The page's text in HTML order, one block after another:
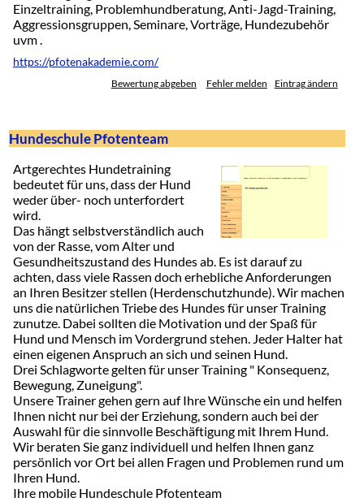
Einzeltraining, Problemhundberatung, Anti-Jagd-Training,
Aggressionsgruppen, Seminare, Vorträge, Hundezubehör
uvm .
https://pfotenakademie.com/
Bewertung abgeben Fehler melden Eintrag ändern
Hundeschule Pfotenteam
Artgerechtes Hundetraining
bedeutet für uns, dass der Hund
weder über- noch unterfordert
wird.
Das hängt selbstverständlich auch
von der Rasse, vom Alter und
Gesundheitszustand des Hundes ab. Es ist darauf zu
achten, dass viele Rassen doch erhebliche Anforderungen
an Ihren Besitzer stellen (Herdenschutzhunde). Wir machen
uns die natürlichen Triebe des Hundes für unser Training
zunutze. Dabei sollten die Motivation und der Spaß für
Hund und Mensch im Vordergrund stehen. Jeder Halter hat
einen eigenen Anspruch an sich und seinen Hund.
Drei Schlagworte gelten für unser Training " Konsequenz,
Bewegung, Zuneigung".
Unsere Trainer gehen gern auf Ihre Wünsche ein und helfen
Ihnen nicht nur bei der Erziehung, sondern auch bei der
Auswahl für die sinnvolle Beschäftigung mit Ihrem Hund.
Wir beraten Sie ganz individuell und helfen Ihnen ganz
persönlich vor Ort bei allen Fragen und Problemen rund um
Ihren Hund.
Ihre mobile Hundeschule Pfotenteam